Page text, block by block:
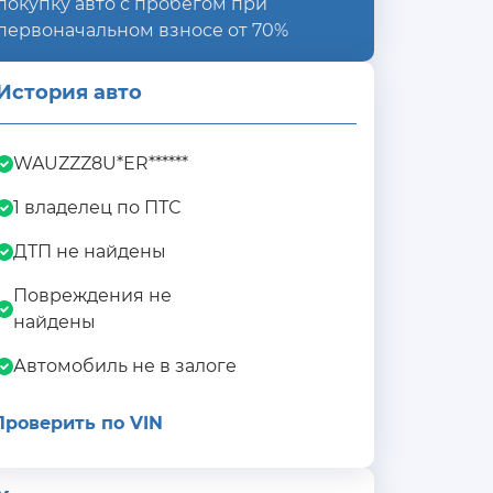
взносе от 70%
авто
WAUZZZ8U*ER******
1 владелец по ПТС
ДТП не найдены
Повреждения не
найдены
Автомобиль не в залоге
по VIN